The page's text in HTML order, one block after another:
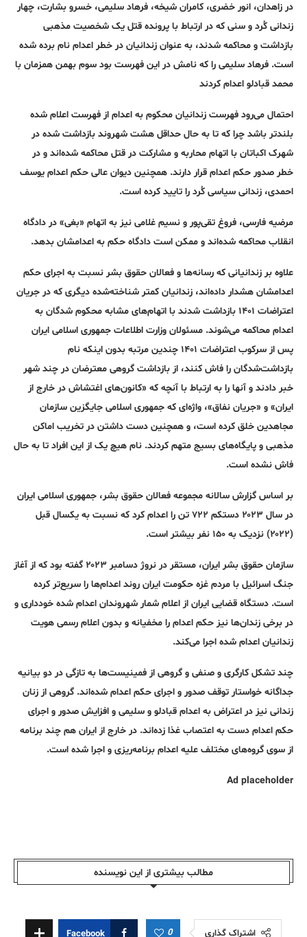
در زاهدان، انور خضری، کامران شیخه، فرهاد سلیمی، خسرو بشارت، چهار
زندانی کُرد و سنی که در ارتباط با پرونده قتل یک شخصیت مذهبی
بازداشت و محاکمه شدند، به عنوان زندانیان در خطر اعدام نام برده شده
است. فرهاد سلیمی را که نامش در این فهرست بود سوم بهمن همزمان با
محمد قبادلو اعدام کردند
احتمال می‌رود فهرست زندانیان محکوم به اعدام از فهرست اعلام شده
بلندتر باشد چرا که تا به حال حداقل هشت شهروند بازداشت شده در
شهرک اکباتان با اتهام محاربه و مشارکت در قتل محاکمه شده‌اند و در
خطر صدور حکم اعدام قرار دارند. همچنین دیوان عالی حکم اعدام یوسف
احمدی، زندانی سیاسی کُرد را تایید کرده است.
مرضیه فارسی، فروغ تقی‌پور و نسیم غلامی نیز به اتهام «بغی» در دادگاه
انقلاب محاکمه شده‌اند و ممکن است دادگاه حکم به اعدامشان بدهد.
علاوه بر زندانیانی که رسانه‌ها و فعالان حقوق بشر نسبت به اجرای حکم
اعدامشان هشدار داده‌اند، زندانیان کمتر شناخته‌شده‌ دیگری که در جریان
اعتراضات ۱۴۰۱ بازداشت شدند با اتهام‌های مشابه محکوم شدگان به
اعدام محاکمه می‌شوند. مسئولان وزارت اطلاعات جمهوری اسلامی ایران
پس از سرکوب اعتراضات ۱۴۰۱ چندین مرتبه بدون اینکه نام
بازداشت‌شدگان را فاش کنند، از بازداشت گروهی معترضان در چند شهر
خبر دادند و آنها را به ارتباط با آنچه که «کانون‌های اغتشاش در خارج از
ایران» و «جریان نفاق»، واژه‌ای که جمهوری اسلامی جایگزین سازمان
مجاهدین خلق کرده است، و همچنین دست داشتن در تخریب اماکن
مذهبی و پایگاه‌های بسیج متهم کردند. نام هیچ یک از این افراد تا به حال
فاش نشده است.
بر اساس گزارش سالانه مجموعه فعالان حقوق بشر، جمهوری اسلامی ایران
در سال ۲۰۲۳ دستکم ۷۲۲ تن را اعدام کرد که نسبت به یکسال قبل
(۲۰۲۲) نزدیک به ۱۵۰ نفر بیشتر است.
سازمان حقوق بشر ایران، مستقر در نروژ دسامبر ۲۰۲۳ گفته بود که از آغاز
جنگ اسرائیل با مردم غزه حکومت ایران روند اعدام‌ها را سریع‌تر کرده
است. دستگاه قضایی ایران از اعلام شمار شهروندان اعدام شده خودداری و
در برخی زندان‌ها نیز حکم اعدام را مخفیانه و بدون اعلام رسمی هویت
زندانیان اعدام شده اجرا می‌کند.
چند تشکل کارگری و صنفی و گروهی از فمینیست‌ها به تازگی در دو بیانیه
جداگانه خواستار توقف صدور و اجرای حکم اعدام شده‌اند. گروهی از زنان
زندانی نیز در اعتراض به اعدام قبادلو و سلیمی و افزایش صدور و اجرای
حکم اعدام دست به اعتصاب غذا زده‌اند. در خارج از ایران هم چند برنامه
از سوی گروه‌های مختلف علیه اعدام برنامه‌ریزی و اجرا شده است.
Ad placeholder
مطالب بیشتری از این نویسندە
اشتراک گذاری 0
Facebook